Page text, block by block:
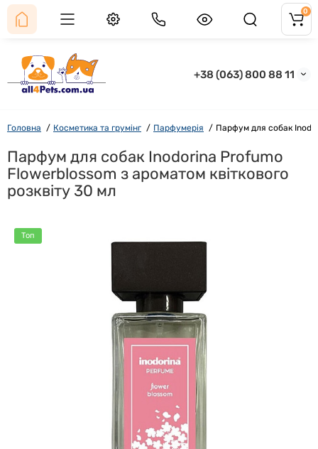
+38 (063) 800 88 11
0
Головна Косметика та грумінг Парфумерія Парфум для собак
Парфум для собак Inodorina Profumo
Flowerblossom з ароматом квіткового
розквіту 30 мл
Топ